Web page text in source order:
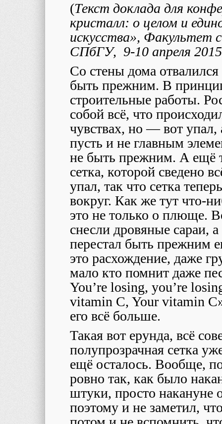
(Текст доклада для
кристалл: о целом и
искусства», Факультет
СПбГУ, 9-10 апреля
Со стены дома
быть прежним. В
строительные работы.
собой всё, что
чувствах, но ― вот
пусть и не главным
не быть прежним. А ещё
сетка, которой сведено
упал, так что сетка
вокруг. Как же тут что-
это не только о плюще.
снесли дровяные сараи,
перестал быть прежним
это расхождение, даже
мало кто помнит даже
You’re losing, you’re
vitamin C, Your vitamin
его всё больше.
Такая вот ерунда, всё
полупрозрачная сетка
ещё осталось. Вообще,
ровно так, как было
штуки, просто накануне
поэтому и не заметил,